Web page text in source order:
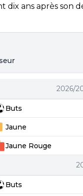
dix ans après son
2026/
Buts
Jaune
Jaune Rouge
Buts